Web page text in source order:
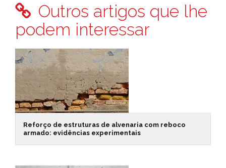
Outros artigos que lhe
podem interessar
Reforço de estruturas de alvenaria com reboco
armado: evidências experimentais